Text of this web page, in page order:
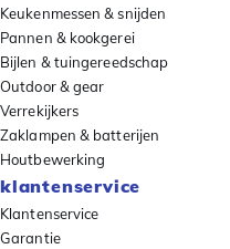
Keukenmessen & snijden
Pannen & kookgerei
Bijlen & tuingereedschap
Outdoor & gear
Verrekijkers
Zaklampen & batterijen
Houtbewerking
klantenservice
Klantenservice
Garantie